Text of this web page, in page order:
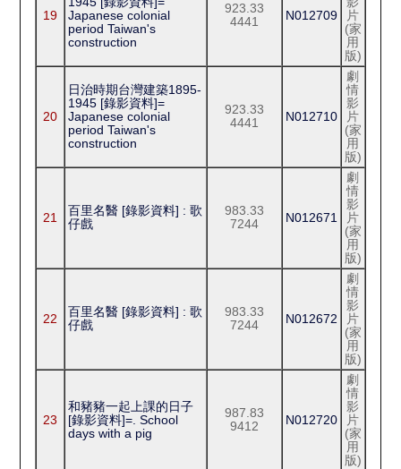
19
Japanese colonial
period Taiwan's
construction
923.33
4441
N012709
片
(家
用
版)
20
日治時期台灣建築1895-
1945 [錄影資料]=
Japanese colonial
period Taiwan's
construction
923.33
4441
N012710
劇
情
影
片
(家
用
版)
21
百里名醫 [錄影資料] : 歌
仔戲
983.33
7244
N012671
劇
情
影
片
(家
用
版)
22
百里名醫 [錄影資料] : 歌
仔戲
983.33
7244
N012672
劇
情
影
片
(家
用
版)
23
和豬豬一起上課的日子
[錄影資料]=. School
days with a pig
987.83
9412
N012720
劇
情
影
片
(家
用
版)